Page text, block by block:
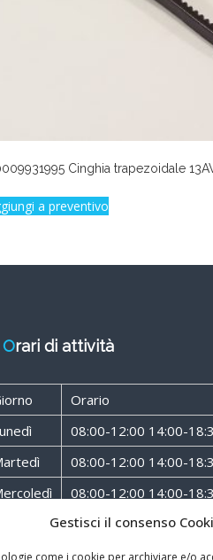
Gestisci il consenso
come i cookie per archiviare e/o
Cinghia trapezoidale
a preventivo
Orari di attività
Orario
08:00-12:00 14:00-
08:00-12:00 14:00-
08:00-12:00 14:00-
08:00-12:00 14:00-
08:00-12:00 14:00-